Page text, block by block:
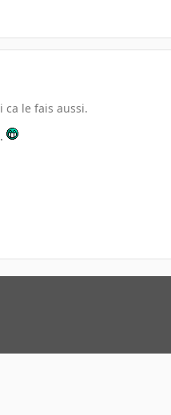
ca le fais aussi.